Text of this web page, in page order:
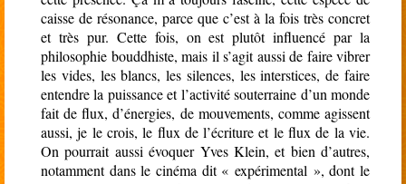
caisse de résonance, parce que c’est à la fois très concret
et très pur. Cette fois, on est plutôt influencé par la
philosophie bouddhiste, mais il s’agit aussi de faire vibrer
les vides, les blancs, les silences, les interstices, de faire
entendre la puissance et l’activité souterraine d’un monde
fait de flux, d’énergies, de mouvements, comme agissent
aussi, je le crois, le flux de l’écriture et le flux de la vie.
On pourrait aussi évoquer Yves Klein, et bien d’autres,
notamment dans le cinéma dit « expérimental », dont le